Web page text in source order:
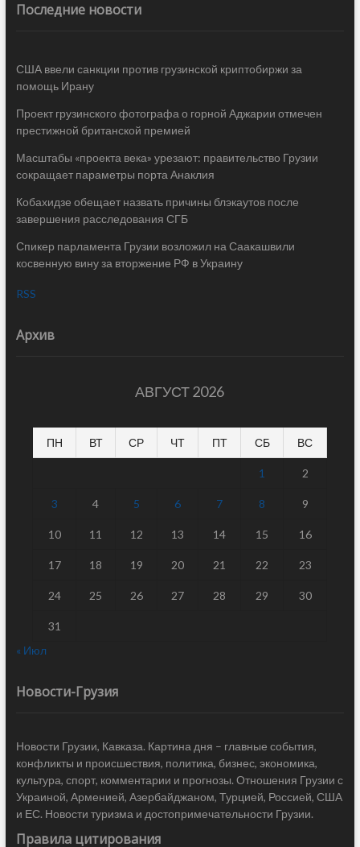
Последние новости
США ввели санкции против грузинской криптобиржи за
помощь Ирану
Проект грузинского фотографа о горной Аджарии отмечен
престижной британской премией
Масштабы «проекта века» урезают: правительство Грузии
сокращает параметры порта Анаклия
Кобахидзе обещает назвать причины блэкаутов после
завершения расследования СГБ
Спикер парламента Грузии возложил на Саакашвили
косвенную вину за вторжение РФ в Украину
RSS
Архив
АВГУСТ 2026
ПН ВТ СР ЧТ ПТ СБ ВС
1 2
3 4 5 6 7 8 9
10 11 12 13 14 15 16
17 18 19 20 21 22 23
24 25 26 27 28 29 30
31
« Июл
Новости-Грузия
Новости Грузии, Кавказа. Картина дня – главные события,
конфликты и происшествия, политика, бизнес, экономика,
культура, спорт, комментарии и прогнозы. Отношения Грузии с
Украиной, Арменией, Азербайджаном, Турцией, Россией, США
и ЕС. Новости туризма и достопримечательности Грузии.
Правила цитирования